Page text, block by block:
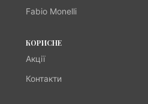
Fabio Monelli
КОРИСНЕ
Акції
Контакти